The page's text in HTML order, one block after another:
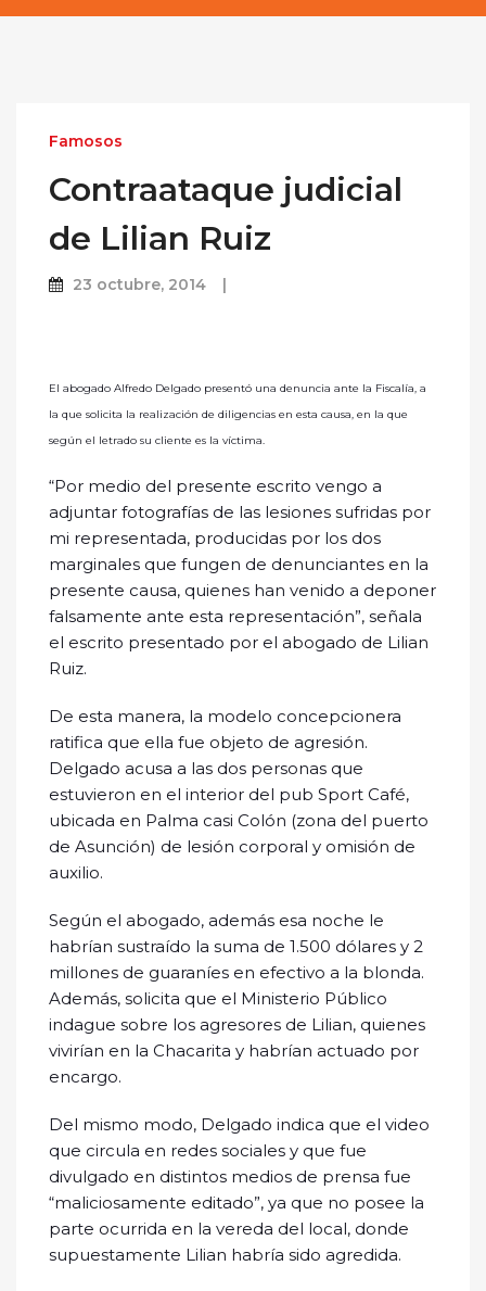
Famosos
Contraataque judicial
de Lilian Ruiz
23 octubre, 2014
El abogado Alfredo Delgado presentó una denuncia ante la Fiscalía, a
la que solicita la realización de diligencias en esta causa, en la que
según el letrado su cliente es la víctima.
“Por medio del presente escrito vengo a
adjuntar fotografías de las lesiones sufridas por
mi representada, producidas por los dos
marginales que fungen de denunciantes en la
presente causa, quienes han venido a deponer
falsamente ante esta representación”, señala
el escrito presentado por el abogado de Lilian
Ruiz.
De esta manera, la modelo concepcionera
ratifica que ella fue objeto de agresión.
Delgado acusa a las dos personas que
estuvieron en el interior del pub Sport Café,
ubicada en Palma casi Colón (zona del puerto
de Asunción) de lesión corporal y omisión de
auxilio.
Según el abogado, además esa noche le
habrían sustraído la suma de 1.500 dólares y 2
millones de guaraníes en efectivo a la blonda.
Además, solicita que el Ministerio Público
indague sobre los agresores de Lilian, quienes
vivirían en la Chacarita y habrían actuado por
encargo.
Del mismo modo, Delgado indica que el video
que circula en redes sociales y que fue
divulgado en distintos medios de prensa fue
“maliciosamente editado”, ya que no posee la
parte ocurrida en la vereda del local, donde
supuestamente Lilian habría sido agredida.